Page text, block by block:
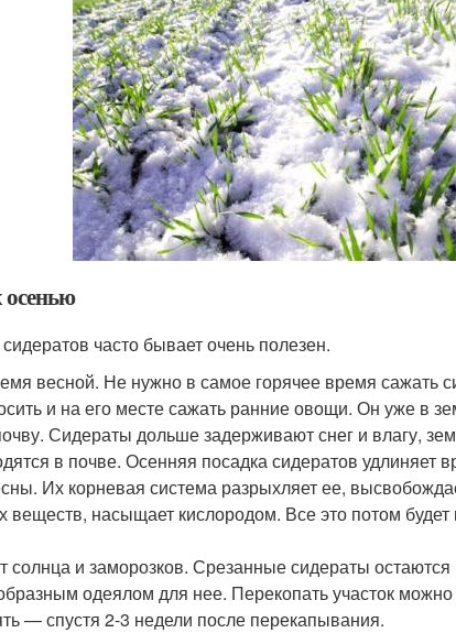
часто бывает очень полезен.
весной. Не нужно в самое горячее время сажать
и на его месте сажать ранние овощи. Он уже в
Сидераты дольше задерживают снег и влагу,
в почве. Осенняя посадка сидератов удлиняет
Их корневая система разрыхляет ее,
веществ, насыщает кислородом. Все это потом
и заморозков. Срезанные сидераты
одеялом для нее. Перекопать участок
— спустя 2-3 недели после перекапывания.